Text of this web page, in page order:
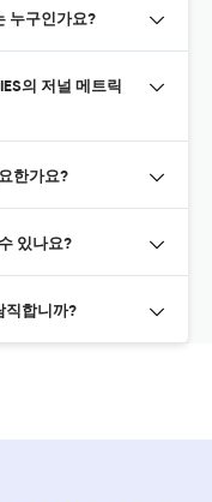
누구인가요?
의 저널 메트릭
한가요?
있나요?
직합니까?